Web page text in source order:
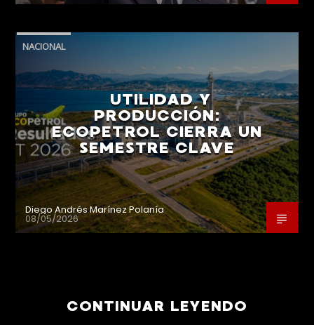
NACIONAL
UTILIDAD Y
PRODUCCIÓN:
ECOPETROL CIERRA UN
SEMESTRE CLAVE
Diego Andrés Marínez Polanía
08/05/2026
CONTINUAR LEYENDO